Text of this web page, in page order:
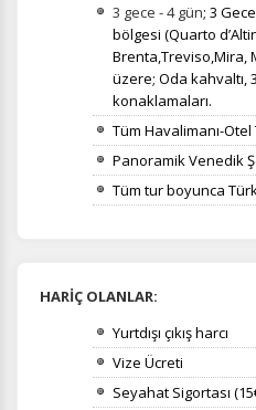
3 gece - 4 gün; 3
bölgesi (Quarto
Brenta,Treviso,Mira,
üzere; Oda kahvaltı,
konaklamaları.
Tüm Havalimanı-
Panoramik Venedik
Tüm tur boyunca
HARİÇ OLANLAR:
Yurtdışı çıkış harcı
Vize Ücreti
Seyahat Sigortası